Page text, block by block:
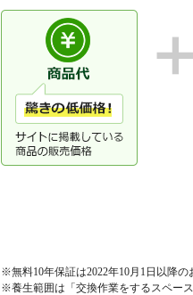
小根本コンド
サンクレイドル松戸
シーアイハイツ北小金
シティテラス松戸
常和サンハイツときわ平
ダイアパレス松戸中央公園
※無料10年保証は2022年10月1日以降の
※養生範囲は「交換作業をするスペー